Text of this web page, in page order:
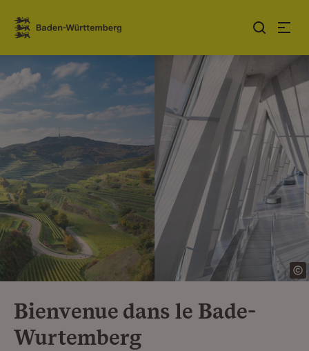
Sauter au contenu
Link zur Startseite
Bienvenue dans le Bade-
Wurtemberg